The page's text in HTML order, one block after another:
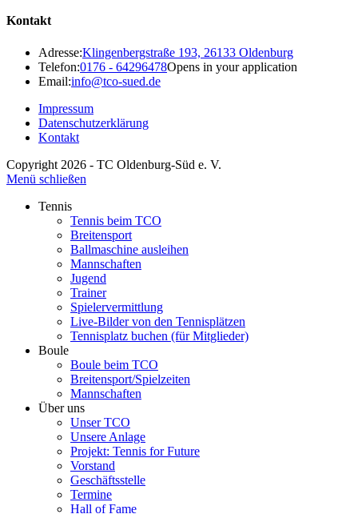
Kontakt
Adresse:Klingenbergstraße 193, 26133 Oldenburg
Telefon:0176 - 64296478Opens in your application
Email:info@tco-sued.de
Impressum
Datenschutzerklärung
Kontakt
Copyright 2026 - TC Oldenburg-Süd e. V.
Menü schließen
Tennis
Tennis beim TCO
Breitensport
Ballmaschine ausleihen
Mannschaften
Jugend
Trainer
Spielervermittlung
Live-Bilder von den Tennisplätzen
Tennisplatz buchen (für Mitglieder)
Boule
Boule beim TCO
Breitensport/Spielzeiten
Mannschaften
Über uns
Unser TCO
Unsere Anlage
Projekt: Tennis for Future
Vorstand
Geschäftsstelle
Termine
Hall of Fame